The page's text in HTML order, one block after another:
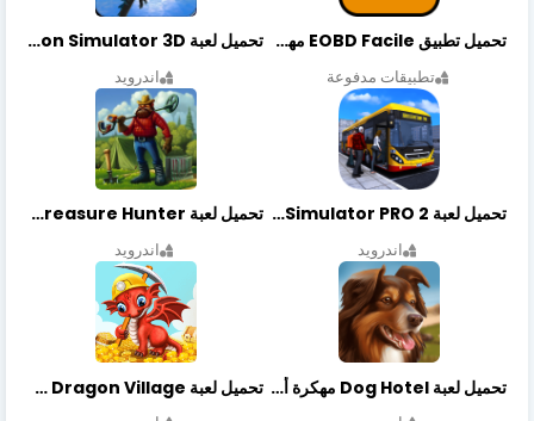
تحميل تطبيق EOBD Facile مهكر أخر إصدار
تطبيقات مدفوعة
تحميل لعبة Dragon Simulator 3D مهكرة أخر إصدار
اندرويد
تحميل لعبة Bus Simulator PRO 2 مهكرة أخر إصدار
اندرويد
تحميل لعبة Treasure Hunter مهكرة أخر إصدار
اندرويد
تحميل لعبة Dog Hotel مهكرة أخر إصدار تحميل لعبة Dragon Village مهكرة أخر إصدار